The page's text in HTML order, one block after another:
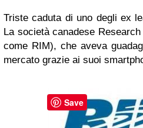
Triste caduta di uno degli ex
La società canadese
come RIM), che aveva
mercato grazie ai suoi
Save